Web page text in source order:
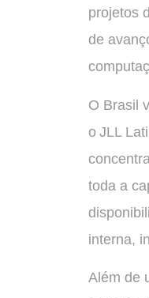
projetos
de
O Brasil
o JLL
toda a
interna,
Além de